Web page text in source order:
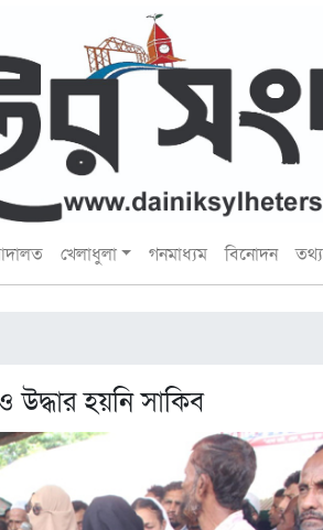
খেলাধুলা গনমাধ্যম বিনোদন তথ্য
হয়নি সাকিব